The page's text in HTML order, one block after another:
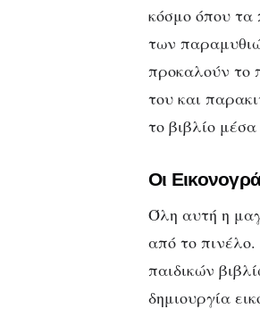
κόσμο όπου
των
προκαλούν το
του και
το βιβλίο
Οι
Όλη αυτή η
από το πινέλο.
παιδικών
δημιουργία